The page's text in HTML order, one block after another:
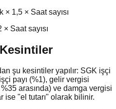
1,5 × Saat sayısı
Saat sayısı
Kesintiler
şu kesintiler yapılır: SGK işçi
payı (%1), gelir vergisi
arasında) ve damga vergisi
ise "el tutarı" olarak bilinir.